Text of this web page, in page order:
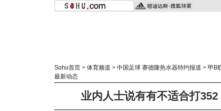
Sohu首页 > 体育频道 > 中国足球 赛德隆热水器特约报道 > 甲B
最新动态
业内人士说有有不适合打